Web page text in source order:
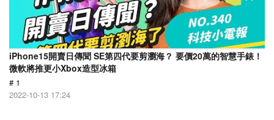
iPhone15開賣日傳聞 SE第四代要剪瀏海？ 要價20萬的智慧手錶！
微軟將推更小Xbox造型冰箱
# 1
2022-10-13 17:24